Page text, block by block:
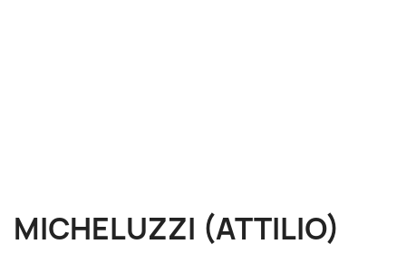
MICHELUZZI (ATTILIO)